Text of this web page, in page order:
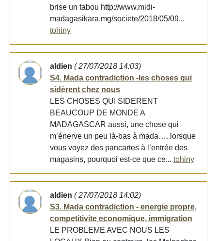
brise un tabou http://www.midi-
madagasikara.mg/societe/2018/05/09...
tohiny
aldien ( 27/07/2018 14:03)
S4. Mada contradiction -les choses qui
sidèrent chez nous
LES CHOSES QUI SIDERENT
BEAUCOUP DE MONDE A
MADAGASCAR aussi, une chose qui
m’énerve un peu là-bas à mada…. lorsque
vous voyez des pancartes à l’entrée des
magasins, pourquoi est-ce que ce... tohiny
aldien ( 27/07/2018 14:02)
S3. Mada contradiction - energie propre,
competitivite economique, immigration
LE PROBLEME AVEC NOUS LES